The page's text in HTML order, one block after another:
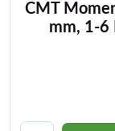
CMT
mm, 1-6